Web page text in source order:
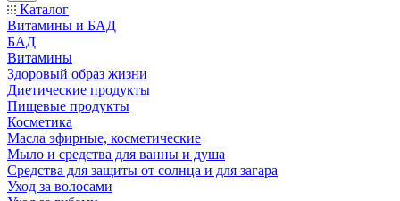
Каталог
Витамины и БАД
БАД
Витамины
Здоровый образ жизни
Диетические продукты
Пищевые продукты
Косметика
Масла эфирные, косметические
Мыло и средства для ванны и душа
Средства для защиты от солнца и для загара
Уход за волосами